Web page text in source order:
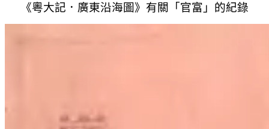
《粵大記．廣東沿海圖》 有關「官富 」的紀錄